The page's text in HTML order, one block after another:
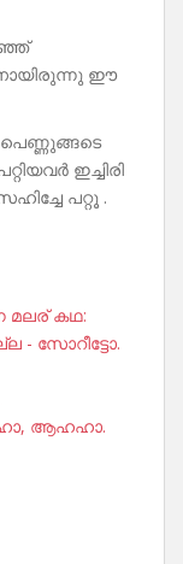
ഈ
ഇച്ചിരി
പറ്റൂ .
മലര് കഥ:
- സോറീട്ടോ.
ആഹഹാ.